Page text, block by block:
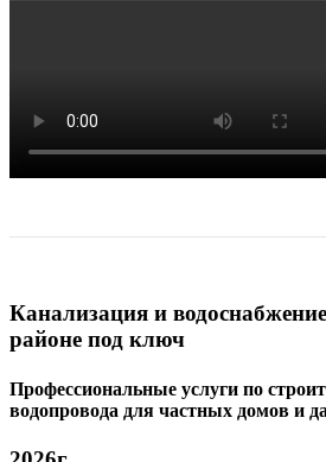
Канализация и
районе под ключ
Профессиональные услуги по
водопровода для частных домов и